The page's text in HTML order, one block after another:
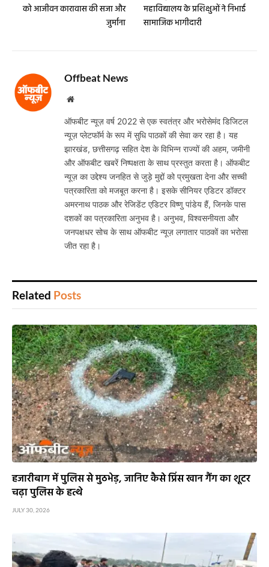
को आजीवन कारावास की सजा और
जुर्माना
महाविद्यालय के प्रशिक्षुओं ने निभाई
सामाजिक भागीदारी
Offbeat News
Website
ऑफबीट न्यूज़ वर्ष 2022 से एक स्वतंत्र और भरोसेमंद डिजिटल
न्यूज़ प्लेटफॉर्म के रूप में सुधि पाठकों की सेवा कर रहा है। यह
झारखंड, छत्तीसगढ़ सहित देश के विभिन्न राज्यों की अहम, जमीनी
और ऑफबीट खबरें निष्पक्षता के साथ प्रस्तुत करता है। ऑफबीट
न्यूज़ का उद्देश्य जनहित से जुड़े मुद्दों को प्रमुखता देना और सच्ची
पत्रकारिता को मजबूत करना है। इसके सीनियर एडिटर डॉक्टर
अमरनाथ पाठक और रेजिडेंट एडिटर विष्णु पांडेय हैं, जिनके पास
दशकों का पत्रकारिता अनुभव है। अनुभव, विश्वसनीयता और
जनपक्षधर सोच के साथ ऑफबीट न्यूज़ लगातार पाठकों का भरोसा
जीत रहा है।
Related Posts
हजारीबाग में पुलिस से मुठभेड़, जानिए कैसे प्रिंस खान गैंग का शूटर
चढ़ा पुलिस के हत्थे
JULY 30, 2026